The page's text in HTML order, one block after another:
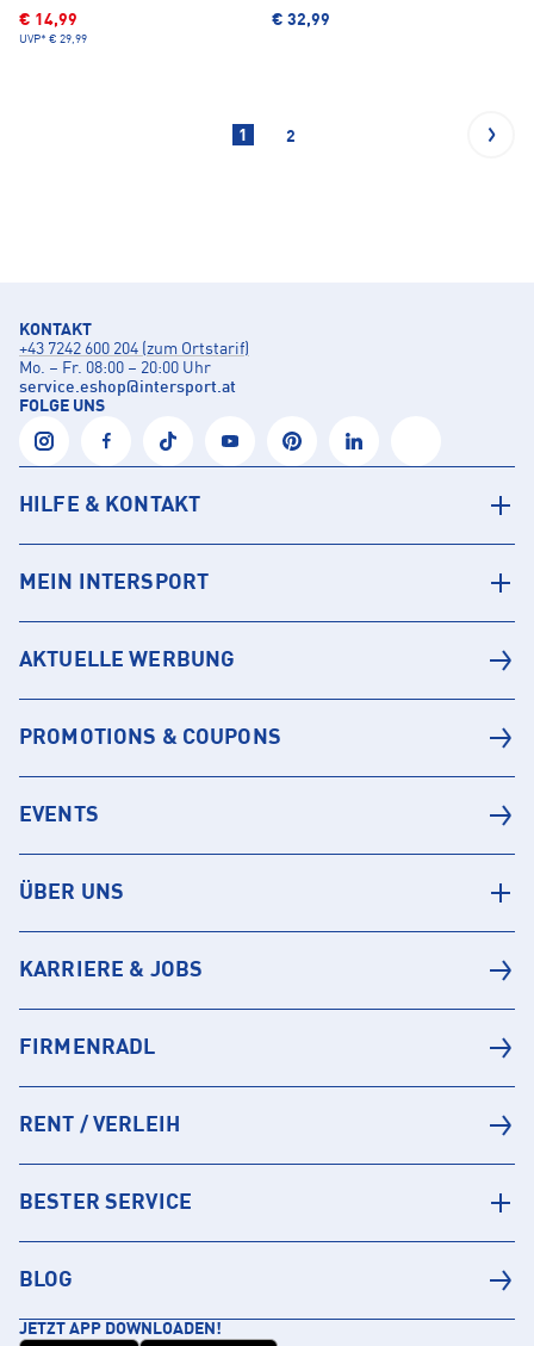
€ 14,99
UVP* € 29,99
€ 32,99
1 2
KONTAKT
+43 7242 600 204 (zum Ortstarif)
Mo. – Fr. 08:00 – 20:00 Uhr
service.eshop@intersport.at
FOLGE UNS
HILFE & KONTAKT
MEIN INTERSPORT
AKTUELLE WERBUNG
PROMOTIONS & COUPONS
EVENTS
ÜBER UNS
KARRIERE & JOBS
FIRMENRADL
RENT / VERLEIH
BESTER SERVICE
BLOG
JETZT APP DOWNLOADEN!